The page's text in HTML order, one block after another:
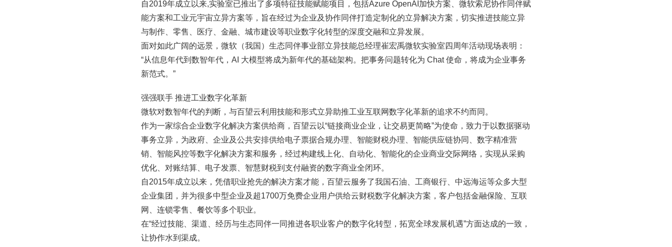
自2019年成立以来,实验室已推出了多项特征技能赋能项目，包括Azure OpenAI加快方案、微软索尼协作同伴赋
能方案和工业元宇宙立异方案等，旨在经过为企业及协作同伴打造定制化的立异解决方案，切实推进技能立异
与制作、零售、医疗、金融、城市建设等职业数字化转型的深度交融和立异发展。
面对如此广阔的远景，微软（我国）生态同伴事业部立异技能总经理崔宏禹微软实验室四周年活动现场表明：
“从信息年代到数智年代，AI 大模型将成为新年代的基础架构。把事务问题转化为 Chat 使命，将成为企业事务
新范式。”
强强联手 推进工业数字化革新
微软对数智年代的判断，与百望云利用技能和形式立异助推工业互联网数字化革新的追求不约而同。
作为一家综合企业数字化解决方案供给商，百望云以“链接商业企业，让交易更简略”为使命，致力于以数据驱动
事务立异，为政府、企业及公共安排供给电子票据合规办理、智能财税办理、智能供应链协同、数字精准营
销、智能风控等数字化解决方案和服务，经过构建线上化、自动化、智能化的企业商业交际网络，实现从采购
优化、对账结算、电子发票、智慧财税到支付融资的数字商业全闭环。
自2015年成立以来，凭借职业抢先的解决方案才能，百望云服务了我国石油、工商银行、中远海运等众多大型
企业集团，并为很多中型企业及超1700万免费企业用户供给云财税数字化解决方案，客户包括金融保险、互联
网、连锁零售、餐饮等多个职业。
在“经过技能、渠道、经历与生态同伴一同推进各职业客户的数字化转型，拓宽全球发展机遇”方面达成的一致，
让协作水到渠成。